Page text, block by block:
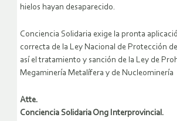
hielos hayan desaparecido.
Conciencia Solidaria exige la pronta
correcta de la Ley Nacional de Protección
así el tratamiento y sanción de la Ley de
Megaminería Metalífera y de Nucleominería
Atte.
Conciencia Solidaria Ong Interprovincial.